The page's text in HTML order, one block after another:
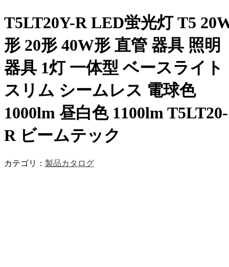
T5LT20Y-R LED蛍光灯 T5
形 20形 40W形 直管 器具 照明
器具 1灯 一体型 ベースライト
スリム シームレス 電球色
1000lm 昼白色 1100lm T5LT20-
R ビームテック
カテゴリ： 製品カタログ